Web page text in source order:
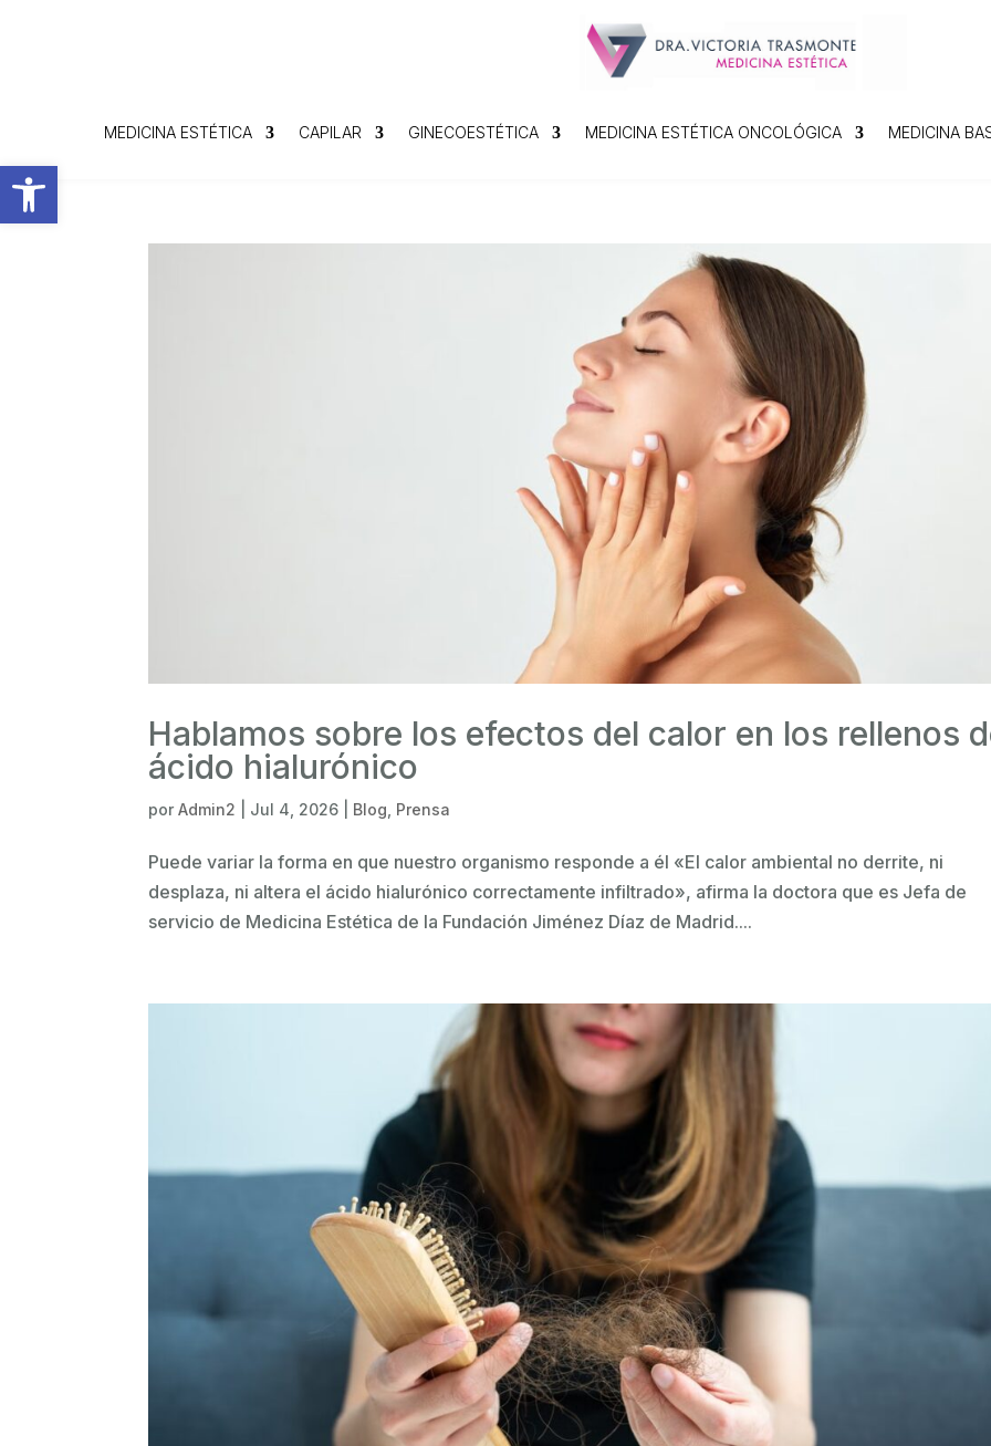
Abrir barra de herramientas
MEDICINA ESTÉTICA CAPILAR GINECOESTÉTICA MEDICINA ESTÉTICA ONCOLÓGICA MEDICINA
Hablamos sobre los efectos del calor en los rellenos
ácido hialurónico
porAdmin2 Jul 4, 2026 Blog Prensa
Puede variar la forma en que nuestro organismo responde a él «El calor ambiental no derrite, ni
desplaza, ni altera el ácido hialurónico correctamente infiltrado», afirma la doctora que es Jefa de
servicio de Medicina Estética de la Fundación Jiménez Díaz de Madrid....